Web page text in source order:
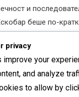
и
беше по-
и
контексти,
влияние на
privacy
improve your
and analyze
to allow by